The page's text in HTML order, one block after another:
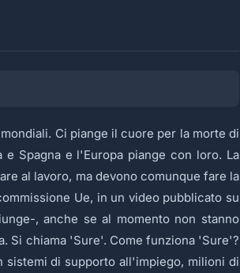
Ci piange il cuore per la morte di
Spagna e l'Europa piange con loro. La
al lavoro, ma devono comunque fare la
Ue, in un videopubblicato su
, anche se al momento non stanno
Si chiama 'Sure'. Come funziona 'Sure'?
sistemi di supporto all'impiego, milioni di